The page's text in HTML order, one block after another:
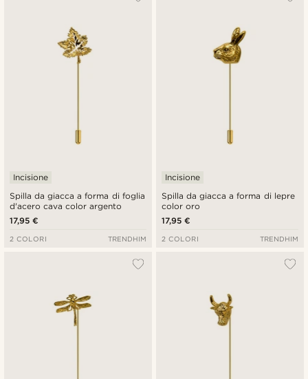
Spilla da giacca a forma di foglia
d'acero cava color argento
Incisione
17,95 €
2 COLORI TRENDHIM
Spilla da giacca a forma di lepre
color oro
Incisione
17,95 €
2 COLORI TRENDHIM